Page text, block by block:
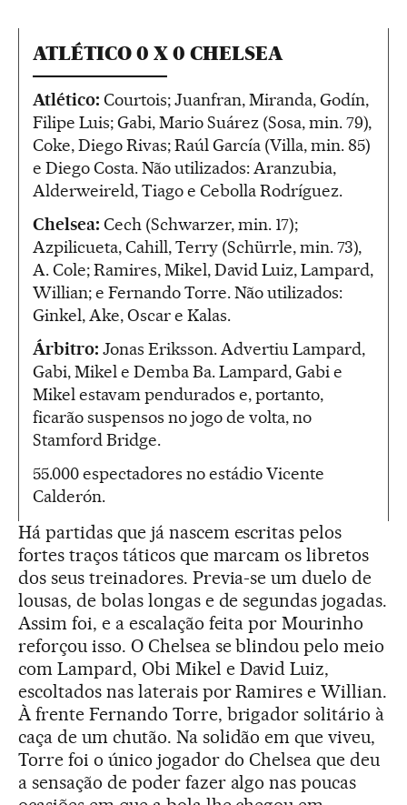
ATLÉTICO 0 X 0 CHELSEA
Atlético: Courtois; Juanfran, Miranda, Godín,
Filipe Luis; Gabi, Mario Suárez (Sosa, min. 79),
Coke, Diego Rivas; Raúl García (Villa, min. 85)
e Diego Costa. Não utilizados: Aranzubia,
Alderweireld, Tiago e Cebolla Rodríguez.
Chelsea: Cech (Schwarzer, min. 17);
Azpilicueta, Cahill, Terry (Schürrle, min. 73),
A. Cole; Ramires, Mikel, David Luiz, Lampard,
Willian; e Fernando Torre. Não utilizados:
Ginkel, Ake, Oscar e Kalas.
Árbitro: Jonas Eriksson. Advertiu Lampard,
Gabi, Mikel e Demba Ba. Lampard, Gabi e
Mikel estavam pendurados e, portanto,
ficarão suspensos no jogo de volta, no
Stamford Bridge.
55.000 espectadores no estádio Vicente
Calderón.
Há partidas que já nascem escritas pelos
fortes traços táticos que marcam os libretos
dos seus treinadores. Previa-se um duelo de
lousas, de bolas longas e de segundas jogadas.
Assim foi, e a escalação feita por Mourinho
reforçou isso. O Chelsea se blindou pelo meio
com Lampard, Obi Mikel e David Luiz,
escoltados nas laterais por Ramires e Willian.
À frente Fernando Torre, brigador solitário à
caça de um chutão. Na solidão em que viveu,
Torre foi o único jogador do Chelsea que deu
a sensação de poder fazer algo nas poucas